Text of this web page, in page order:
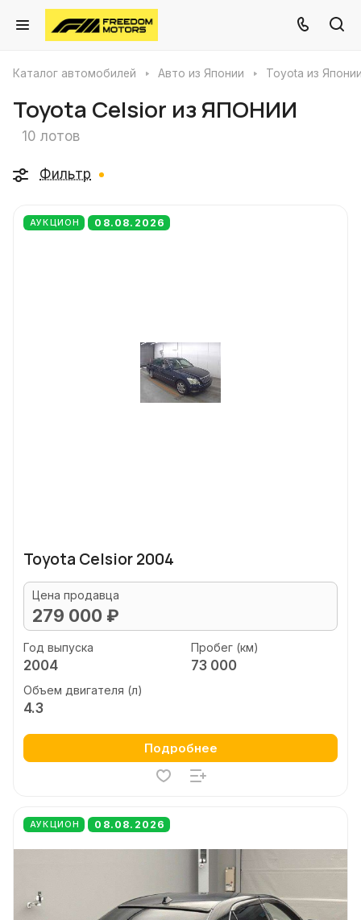
Каталог автомобилей Авто из Японии Toyota из
Toyota Celsior из ЯПОНИИ
10 лотов
Фильтр
АУКЦИОН 08.08.2026
Toyota Celsior 2004
Цена продавца
279 000 ₽
Год выпуска
2004
Пробег (км)
73 000
Объем двигателя (л)
4.3
Подробнее
АУКЦИОН 08.08.2026